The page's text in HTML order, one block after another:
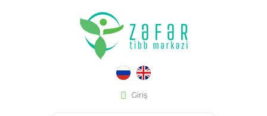
Giriş